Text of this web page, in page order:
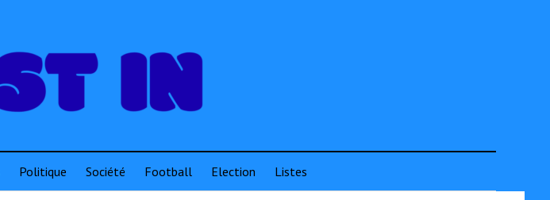
Politique Société Football Election Listes